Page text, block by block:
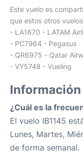
Este vuelo es
que estos otros
- LA1670 - LATAM
- PC7964 - Pegasus
- QR6975 - Qatar
- VY5748 - Vueling
¿Cuál es la
El vuelo IB1145
Lunes, Martes,
de forma semanal.